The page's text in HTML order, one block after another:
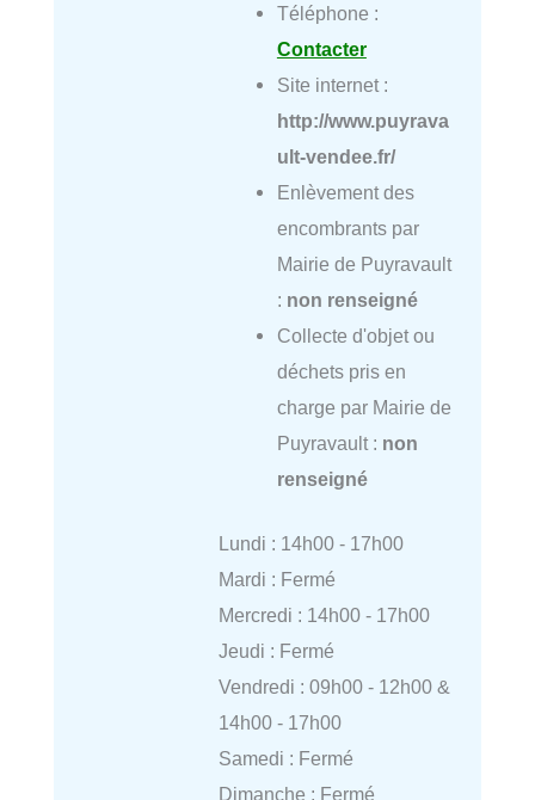
Téléphone :
Contacter
Site internet :
http://www.puyrava
ult-vendee.fr/
Enlèvement des
encombrants par
Mairie de Puyravault
: non renseigné
Collecte d'objet ou
déchets pris en
charge par Mairie de
Puyravault : non
renseigné
Lundi : 14h00 - 17h00
Mardi : Fermé
Mercredi : 14h00 - 17h00
Jeudi : Fermé
Vendredi : 09h00 - 12h00 &
14h00 - 17h00
Samedi : Fermé
Dimanche : Fermé